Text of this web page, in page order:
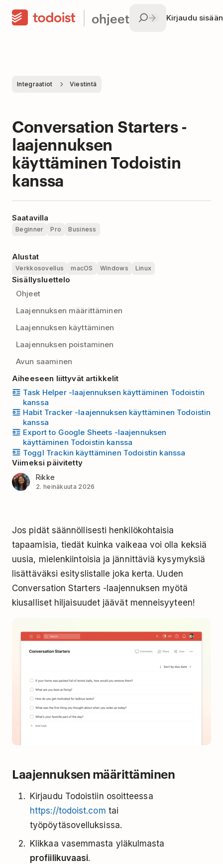
ohjeet Kirjaudu sisään
Integraatiot Viestintä
Conversation Starters -
laajennuksen
käyttäminen Todoistin
kanssa
Saatavilla
Beginner Pro Business
Alustat
Verkkosovellus macOS Windows Linux
Sisällysluettelo
Ohjeet
Laajennuksen määrittäminen
Laajennuksen käyttäminen
Laajennuksen poistaminen
Avun saaminen
Aiheeseen liittyvät artikkelit
Task Helper -laajennuksen käyttäminen Todoistin
kanssa
Habit Tracker -laajennuksen käyttäminen Todoistin
kanssa
Export to Google Sheets -laajennuksen
käyttäminen Todoistin kanssa
Toggl Trackin käyttäminen Todoistin kanssa
Viimeksi päivitetty
Rikke
2. heinäkuuta 2026
Jos pidät säännöllisesti henkilökohtaisia
tapaamisia, tiedät kuinka vaikeaa voi olla keksiä
uusia, mielenkiintoisia ja jännittäviä kysymyksiä
lisättäväksi esityslistalle joka kerta. Uuden
Conversation Starters -laajennuksen myötä
kiusalliset hiljaisuudet jäävät menneisyyteen!
Laajennuksen määrittäminen
Kirjaudu Todoistiin osoitteessa
https://todoist.com tai
työpöytäsovelluksissa.
Klikkaa vasemmasta yläkulmasta
profiilikuvaasi.